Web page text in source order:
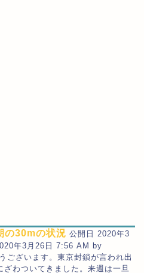
の30mの状況 公開日 2020年3
年3月26日 7:56 AM by
ございます。東京封鎖が言われ出
ざわついてきました。来週は一旦